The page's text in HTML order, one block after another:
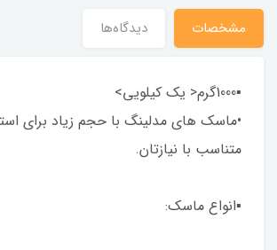
مشخصات دیدگاه‌ها
▪︎1000گرم< یک کیلویی>
•ماسک های مدلینگ با حجم زیاد برای
متناسب با نیازتان.
▪︎انواع ماسک: